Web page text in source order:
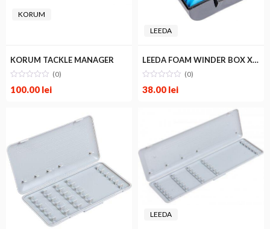
KORUM
KORUM TACKLE MANAGER
(0)
100.00 lei
LEEDA
LEEDA FOAM WINDER BOX X10
(0)
38.00 lei
LEEDA